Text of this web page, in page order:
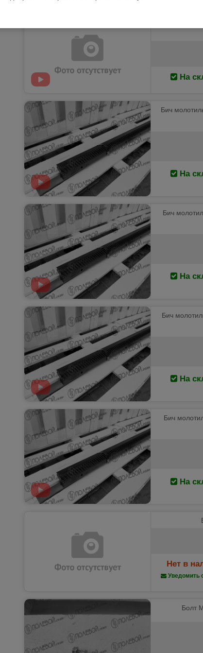
Битер
На
Бич
На
Бич
На
Бич
На
Бич
На
Нет в
Уведомить
Болт